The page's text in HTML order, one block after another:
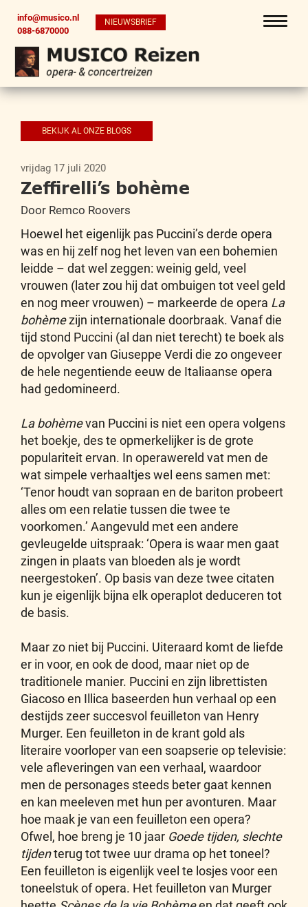
info@musico.nl
088-6870000
NIEUWSBRIEF
BEKIJK AL ONZE BLOGS
vrijdag 17 juli 2020
Zeffirelli’s bohème
Door Remco Roovers
Hoewel het eigenlijk pas Puccini’s derde opera
was en hij zelf nog het leven van een bohemien
leidde – dat wel zeggen: weinig geld, veel
vrouwen (later zou hij dat ombuigen tot veel geld
en nog meer vrouwen) – markeerde de opera La
bohèmezijn internationale doorbraak. Vanaf die
tijd stond Puccini (al dan niet terecht) te boek als
de opvolger van Giuseppe Verdi die zo ongeveer
de hele negentiende eeuw de Italiaanse opera
had gedomineerd.
La bohèmevan Puccini is niet een opera volgens
het boekje, des te opmerkelijker is de grote
populariteit ervan. In operawereld vat men de
wat simpele verhaaltjes wel eens samen met:
‘Tenor houdt van sopraan en de bariton probeert
alles om een relatie tussen die twee te
voorkomen.’ Aangevuld met een andere
gevleugelde uitspraak: ‘Opera is waar men gaat
zingen in plaats van bloeden als je wordt
neergestoken’. Op basis van deze twee citaten
kun je eigenlijk bijna elk operaplot deduceren tot
de basis.
Maar zo niet bij Puccini. Uiteraard komt de liefde
er in voor, en ook de dood, maar niet op de
traditionele manier. Puccini en zijn librettisten
Giacoso en Illica baseerden hun verhaal op een
destijds zeer succesvol feuilleton van Henry
Murger. Een feuilleton in de krant gold als
literaire voorloper van een soapserie op televisie:
vele afleveringen van een verhaal, waardoor
men de personages steeds beter gaat kennen
en kan meeleven met hun per avonturen. Maar
hoe maak je van een feuilleton een opera?
Ofwel, hoe breng je 10 jaar Goede tijden, slechte
tijdenterug tot twee uur drama op het toneel?
Een feuilleton is eigenlijk veel te losjes voor een
toneelstuk of opera. Het feuilleton van Murger